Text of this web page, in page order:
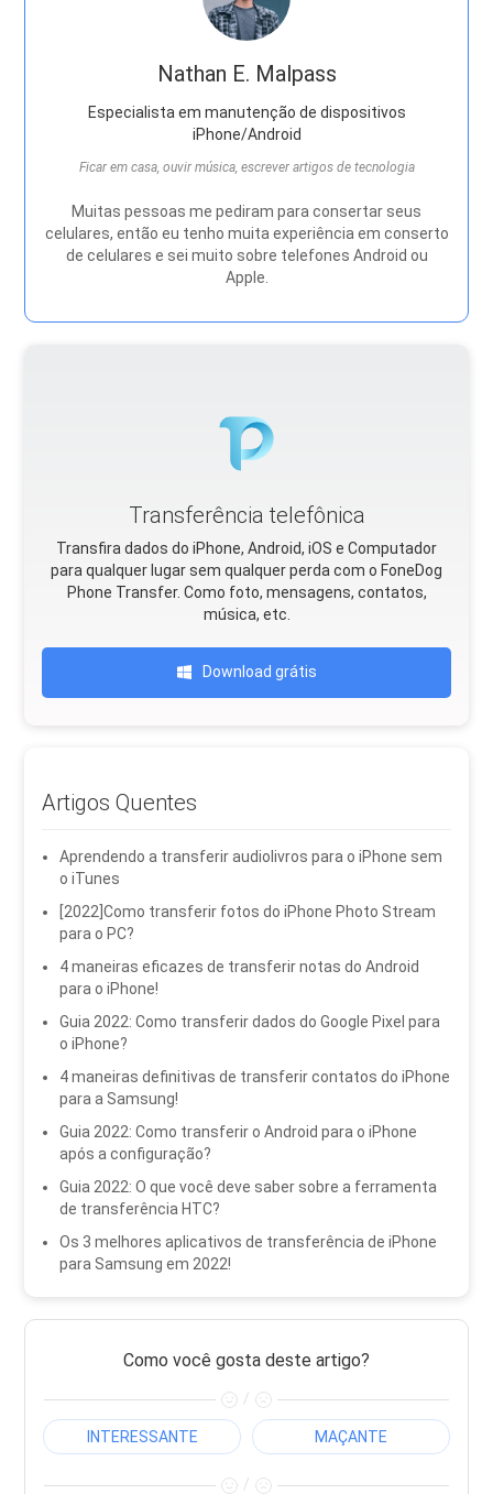
Nathan E. Malpass
Especialista em manutenção de dispositivos
iPhone/Android
Ficar em casa, ouvir música, escrever artigos de tecnologia
Muitas pessoas me pediram para consertar seus
celulares, então eu tenho muita experiência em conserto
de celulares e sei muito sobre telefones Android ou
Apple.
Transferência telefônica
Transfira dados do iPhone, Android, iOS e Computador
para qualquer lugar sem qualquer perda com o FoneDog
Phone Transfer. Como foto, mensagens, contatos,
música, etc.
Download grátis
Artigos Quentes
Aprendendo a transferir audiolivros para o iPhone sem
o iTunes
[2022]Como transferir fotos do iPhone Photo Stream
para o PC?
4 maneiras eficazes de transferir notas do Android
para o iPhone!
Guia 2022: Como transferir dados do Google Pixel para
o iPhone?
4 maneiras definitivas de transferir contatos do iPhone
para a Samsung!
Guia 2022: Como transferir o Android para o iPhone
após a configuração?
Guia 2022: O que você deve saber sobre a ferramenta
de transferência HTC?
Os 3 melhores aplicativos de transferência de iPhone
para Samsung em 2022!
Como você gosta deste artigo?
/
INTERESSANTE MAÇANTE
/